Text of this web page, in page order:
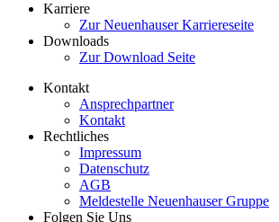
Karriere
Zur Neuenhauser Karriereseite
Downloads
Zur Download Seite
Kontakt
Ansprechpartner
Kontakt
Rechtliches
Impressum
Datenschutz
AGB
Meldestelle Neuenhauser Gruppe
Folgen Sie Uns